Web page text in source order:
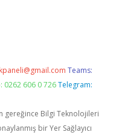
Teams:
0262 606 0 726 Telegram:
gereğince Bilgi Teknolojileri
bir Yer Sağlayıcı